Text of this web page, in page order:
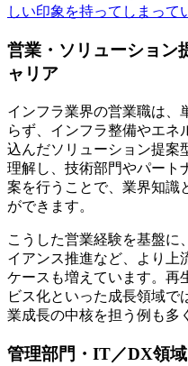
しい印象を持ってしまって
営業・ソリューション
ャリア
インフラ業界の営業職は、
らず、インフラ整備やエネ
込んだソリューション提案
理解し、技術部門やパート
案を行うことで、業界知識
ができます。
こうした営業経験を基盤に
イアンス推進など、より上
ケースも増えています。再
ビス化といった成長領域で
業成長の中核を担う例も多
管理部門・IT／DX領